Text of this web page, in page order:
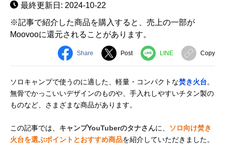
最終更新日: 2024-10-22
※記事で紹介した商品を購入すると、売上の一部が
Moovooに還元されることがあります。
Share Post LINE Copy
ソロキャンプで使うのに適した、軽量・コンパクトな焚き火台。
無骨でかっこいいデザインのものや、手入れしやすいチタン製の
ものなど、さまざまな商品があります。
この記事では、 キャンプYouTuberのタナさんに、
ソロ向け焚き
火台を選ぶポイントとおすすめ商品を紹介していただきました。